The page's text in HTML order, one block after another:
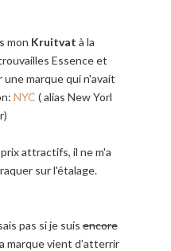
mon Kruitvat à la
Essence et
marque qui n'avait
NYC ( alias New Yorl
attractifs, il ne m'a
sur l'étalage.
pas si je suisencore
marque vient d’atterrir